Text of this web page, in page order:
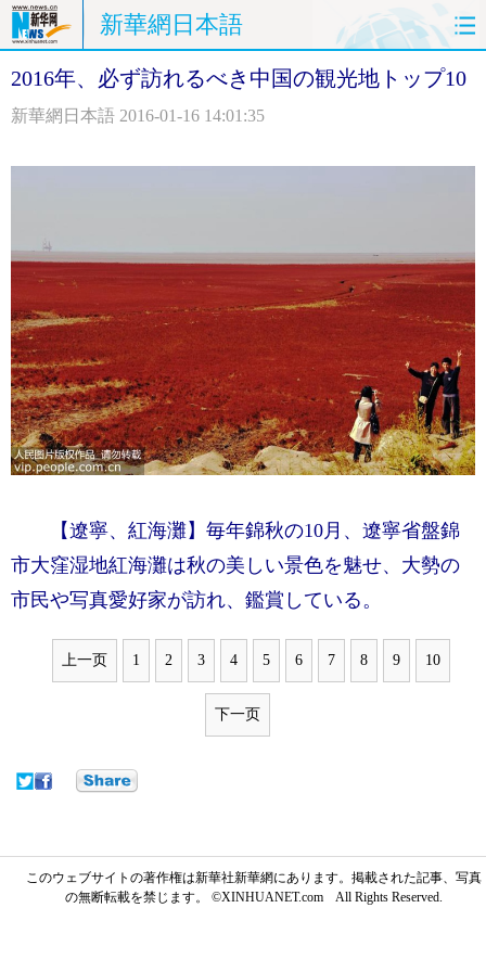
新華網日本語
ホームページ 政治 経済
中日対訳
2016年、必ず訪れるべき中国の観光地トップ10
新華網日本語 2016-01-16 14:01:35
【遼寧、紅海灘】毎年錦秋の10月、遼寧省盤錦
市大窪湿地紅海灘は秋の美しい景色を魅せ、大勢の
市民や写真愛好家が訪れ、鑑賞している。
上一页 1 2 3 4 5 6 7 8 9 10
下一页
このウェブサイトの著作権は新華社新華網にあります。掲載された記事、写真
の無断転載を禁じます。 ©XINHUANET.com All Rights Reserved.